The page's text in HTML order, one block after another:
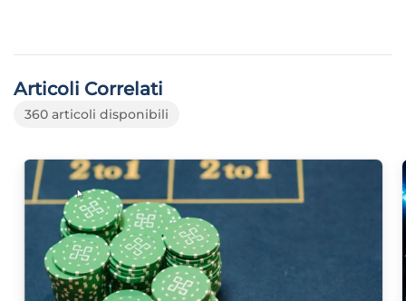
Articoli Correlati
360 articoli disponibili